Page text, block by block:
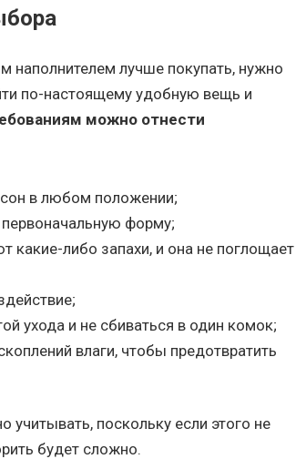
наполнителем лучше покупать, нужно
по-настоящему удобную вещь и
можно отнести
в любом положении;
форму;
какие-либо запахи, и она не поглощает
ухода и не сбиваться в один комок;
влаги, чтобы предотвратить
поскольку если этого не
будет сложно.